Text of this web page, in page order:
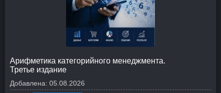
Арифметика категорийного менеджмента.
Третье издание
Добавлена: 05.08.2026